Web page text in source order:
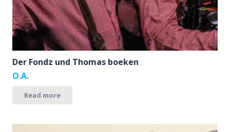
Der Fondz und Thomas boeken
O.A.
Read more